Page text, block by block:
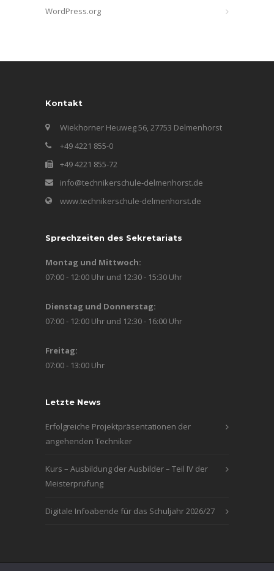
WordPress.org
Kontakt
Wiekhorner Heuweg 56, 27753 Delmenhorst
+49 4221 855-0
+49 4221 855-72
info@technikerschule-delmenhorst.de
www.technikerschule-delmenhorst.de
Sprechzeiten des Sekretariats
Montag und Mittwoch:
07:00 - 12:00 Uhr und 12:30 - 15:30 Uhr
Dienstag und Donnerstag:
07:00 - 12:00 Uhr und 12:30 - 16:00 Uhr
Freitag:
07:00 - 13:00 Uhr
Letzte News
Erfolgreiche Projektpräsentationen der
angehenden Techniker
Kurs – Ausbildung der Ausbilder – Teil IV der
Meisterprüfung
Digitale Infoabende für das Schuljahr 2026/27